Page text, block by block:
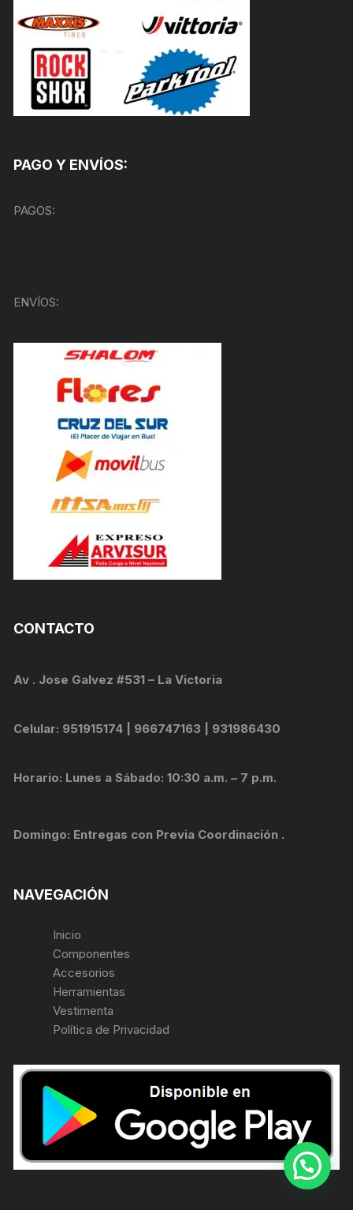
PAGO Y ENVÍOS:
PAGOS:
ENVÍOS:
CONTACTO
Av . Jose Galvez #531 – La Victoria
Celular: 951915174 | 966747163 | 931986430
Horario: Lunes a Sábado: 10:30 a.m. – 7 p.m.
Domingo: Entregas con Previa Coordinación .
NAVEGACIÓN
Inicio
Componentes
Accesorios
Herramientas
Vestimenta
Política de Privacidad